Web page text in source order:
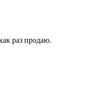
раз продаю.